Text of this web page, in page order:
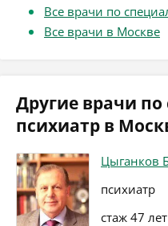
Все врачи по
Все врачи в Москве
Другие врачи
психиатр в
Цыганков
психиатр
стаж 47 лет